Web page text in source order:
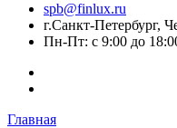
spb@finlux.ru
г.Санкт-Петербург,
Пн-Пт: с 9:00 до
Главная